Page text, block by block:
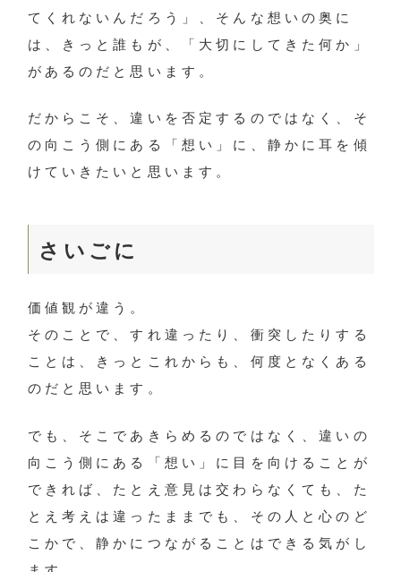
てくれないんだろう」、そんな想いの奥に
は、きっと誰もが、「大切にしてきた何か」
があるのだと思います。
だからこそ、違いを否定するのではなく、そ
の向こう側にある「想い」に、静かに耳を傾
けていきたいと思います。
さいごに
価値観が違う。
そのことで、すれ違ったり、衝突したりする
ことは、きっとこれからも、何度となくある
のだと思います。
でも、そこであきらめるのではなく、違いの
向こう側にある「想い」に目を向けることが
できれば、たとえ意見は交わらなくても、た
とえ考えは違ったままでも、その人と心のど
こかで、静かにつながることはできる気がし